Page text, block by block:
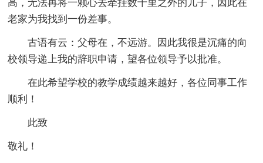
高，无法再将一颗心去牵挂数千里之外的儿子，因此在
老家为我找到一份差事。
古语有云：父母在，不远游。因此我很是沉痛的向
校领导递上我的辞职申请，望各位领导予以批准。
在此希望学校的教学成绩越来越好，各位同事工作
顺利！
此致
敬礼！